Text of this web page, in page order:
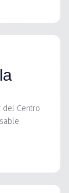
del Centro